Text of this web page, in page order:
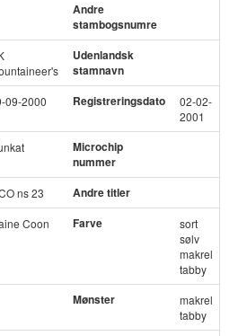
Andre
stambogsnumre
Udenlandsk
stamnavn
09-2000 Registreringsdato
02-02-
2001
Microchip
nummer
ns 23
Andre titler
Coon Farve
sort
sølv
makrel
tabby
Mønster
makrel
tabby